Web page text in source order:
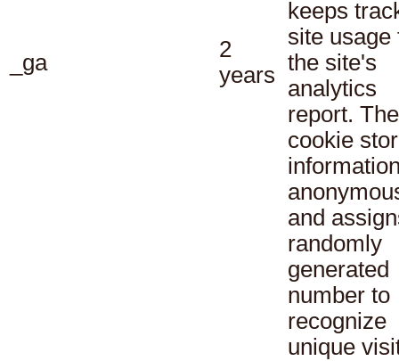
_ga
2
years
keeps
site usage
the site's
analytics
report. The
cookie
and
randomly
generated
number to
recognize
unique